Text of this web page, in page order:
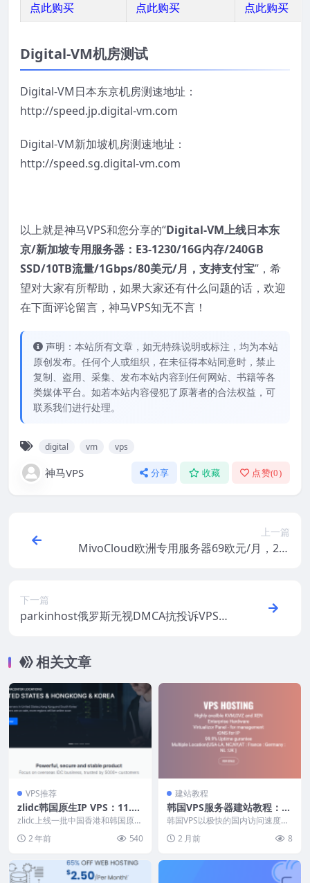
点此购买 点此购买 点此购买
Digital-VM机房测试
Digital-VM日本东京机房测速地址：
http://speed.jp.digital-vm.com
Digital-VM新加坡机房测速地址：
http://speed.sg.digital-vm.com
以上就是神马VPS和您分享的“Digital-VM上线日本东
京/新加坡专用服务器：E3-1230/16G内存/240GB
SSD/10TB流量/1Gbps/80美元/月，支持支付宝”，希
望对大家有所帮助，如果大家还有什么问题的话，欢迎
在下面评论留言，神马VPS知无不言！
声明：本站所有文章，如无特殊说明或标注，均为本站
原创发布。任何个人或组织，在未征得本站同意时，禁止
复制、盗用、采集、发布本站内容到任何网站、书籍等各
类媒体平台。如若本站内容侵犯了原著者的合法权益，可
联系我们进行处理。
digital vm vps
神马VPS 分享 收藏 点赞(0)
上一篇
MivoCloud欧洲专用服务器69欧元/月，2个
下一篇
parkinhost俄罗斯无视DMCA抗投诉VPS，
相关文章
VPS推荐
zlidc韩国原生IP VPS：11.5
美元/季，香港原生服务器16.
9美元/半年，支持支付宝/Pa
ypal
zlidc上线一批中国香港和韩国原生
Mbp...2 年前 540
建站教程
韩国VPS服务器建站教程：速
度最快的亚洲节点方案
韩国VPS以极快的国内访问速度著
户建站的优质选择。...
2 月前 8